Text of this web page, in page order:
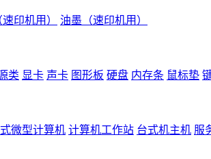
印机用）
油墨（速印机用）
类 显卡 声卡 图形板 硬盘 内存条 鼠标垫
微型计算机 计算机工作站 台式机主机 服